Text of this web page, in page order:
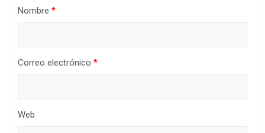
Nombre *
Correo electrónico *
Web